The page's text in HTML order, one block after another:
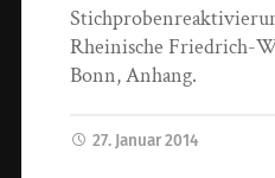
Rheinische Friedrich-
Bonn, Anhang.
27. Januar 2014